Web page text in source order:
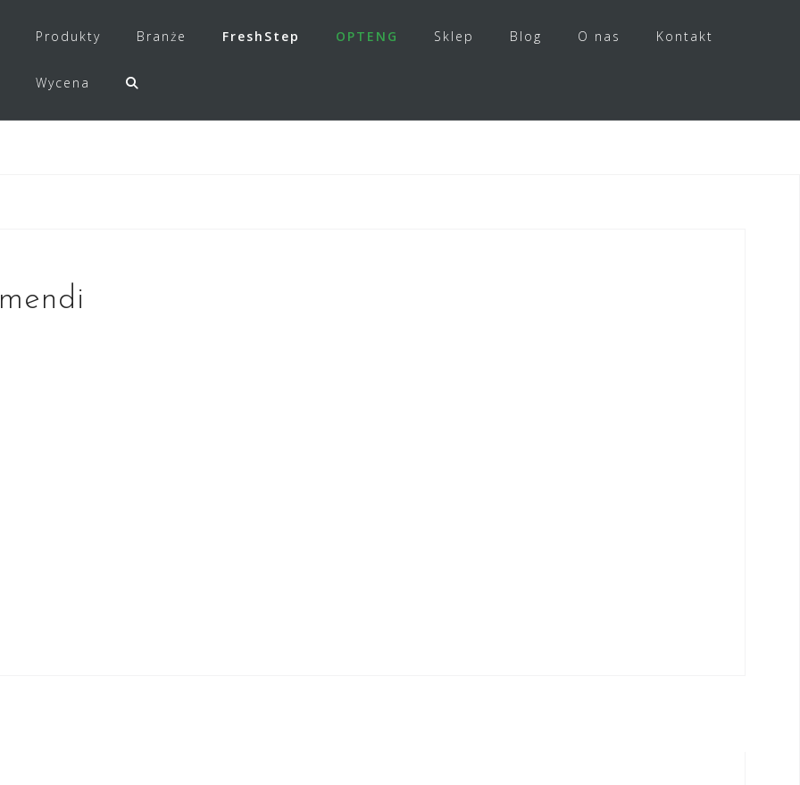
Produkty Branże FreshStep OPTENG Sklep Blog O nas Kontakt
Wycena